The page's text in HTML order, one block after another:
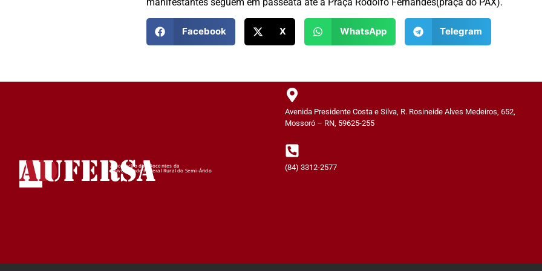
Facebook X WhatsApp Telegram
ADUFERSA
Associação dos Docentes da
Universidade Federal Rural do Semi-Árido
Avenida Presidente Costa e Silva, R. Rosineide Alves Medeiros, 652,
Mossoró – RN, 59625-255
(84) 3312-2577